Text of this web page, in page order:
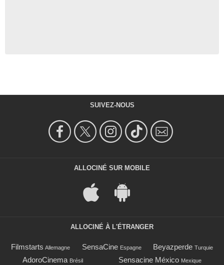
SUIVEZ-NOUS
ALLOCINÉ SUR MOBILE
ALLOCINÉ À L'ÉTRANGER
Filmstarts Allemagne SensaCine Espagne Beyazperde Turquie
AdoroCinema Brésil Sensacine México Mexique